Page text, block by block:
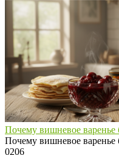
Почему вишневое варенье
Почему вишневое варенье
0206